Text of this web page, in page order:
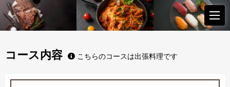
コース内容 こちらのコースは出張料理です